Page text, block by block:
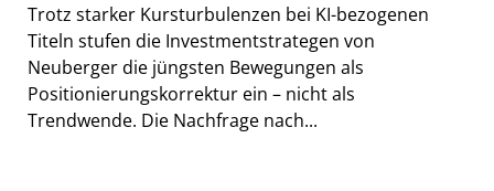
Trotz starker Kursturbulenzen bei KI-bezogenen
Titeln stufen die Investmentstrategen von
Neuberger die jüngsten Bewegungen als
Positionierungskorrektur ein – nicht als
Trendwende. Die Nachfrage nach...